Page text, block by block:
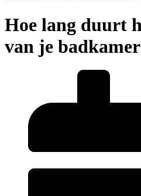
Hoe lang duurt
van je